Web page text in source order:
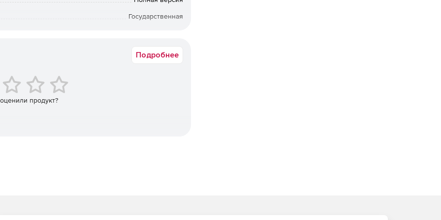
пользователей работает с устройством. Лицензии
упростить администрирование в компаниях, где
2019:
Государственная
Подробнее
продукт?